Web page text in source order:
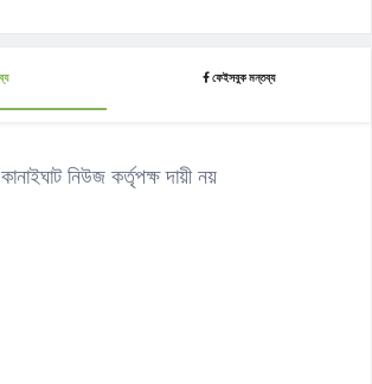
ফেইসবুক মন্তব্য
নিউজ কর্তৃপক্ষ দায়ী নয়